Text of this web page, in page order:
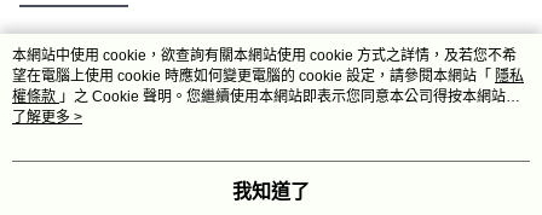
熱門標籤
本網站中使用 cookie，欲查詢有關本網站使用 cookie 方式之詳情，及若您不希
望在電腦上使用 cookie 時應如何變更電腦的 cookie 設定，請參閱本網站「 隱私
權條款 」之 Cookie 聲明。您繼續使用本網站即表示您同意本公司得按本網站使
用條款之 Cookie 聲明使用 cookie。
了解更多 >
我知道了